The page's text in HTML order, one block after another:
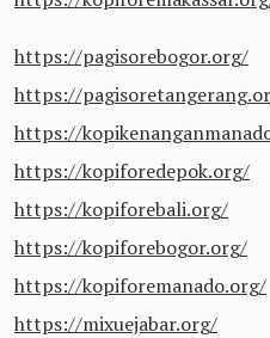
https://pagisorebogor.org/
https://
https://
https://kopiforedepok.org/
https://kopiforebali.org/
https://kopiforebogor.org/
https://kopiforemanado.org/
https://mixuejabar.org/